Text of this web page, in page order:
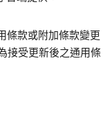
條款或附加條款變更
接受更新後之通用條